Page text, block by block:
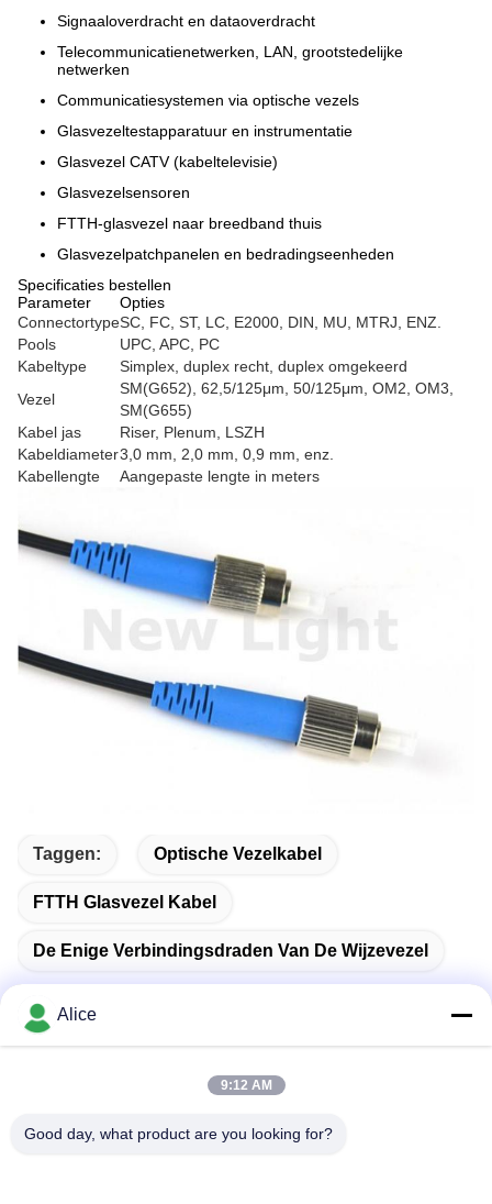
Signaaloverdracht en dataoverdracht
Telecommunicatienetwerken, LAN, grootstedelijke
netwerken
Communicatiesystemen via optische vezels
Glasvezeltestapparatuur en instrumentatie
Glasvezel CATV (kabeltelevisie)
Glasvezelsensoren
FTTH-glasvezel naar breedband thuis
Glasvezelpatchpanelen en bedradingseenheden
Specificaties bestellen
Parameter
Opties
ConnectortypeSC, FC, ST, LC, E2000, DIN, MU, MTRJ, ENZ.
Pools
UPC, APC, PC
Kabeltype
Simplex, duplex recht, duplex omgekeerd
Vezel
SM(G652), 62,5/125μm, 50/125μm, OM2, OM3,
SM(G655)
Kabel jas
Riser, Plenum, LSZH
Kabeldiameter3,0 mm, 2,0 mm, 0,9 mm, enz.
Kabellengte
Aangepaste lengte in meters
Taggen: Optische Vezelkabel
FTTH Glasvezel Kabel
De Enige Verbindingsdraden Van De Wijzevezel
Adres
Alice
9:12 AM
Good day, what product are you looking for?